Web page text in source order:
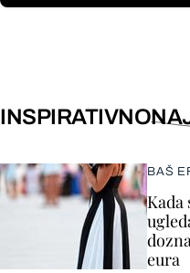
INSPIRATIVNO
BAŠ
eura